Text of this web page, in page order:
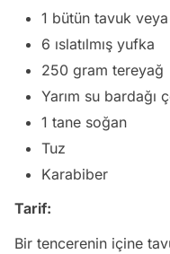
1 bütün tavuk
6 ıslatılmış yufka
250 gram tereyağ
Yarım su bardağı
1 tane soğan
Tuz
Karabiber
Tarif:
Bir tencerenin içine